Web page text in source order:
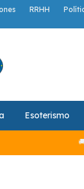
RRHH
Esoterismo
🚚¡No pagues